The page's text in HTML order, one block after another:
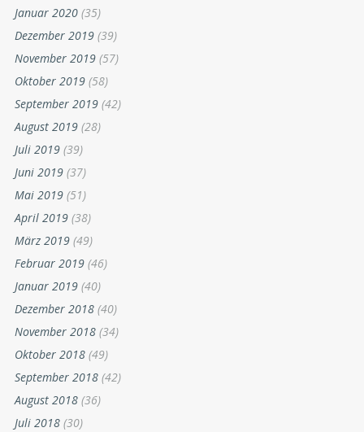
Januar 2020 (35)
Dezember 2019 (39)
November 2019 (57)
Oktober 2019 (58)
September 2019 (42)
August 2019 (28)
Juli 2019 (39)
Juni 2019 (37)
Mai 2019 (51)
April 2019 (38)
März 2019 (49)
Februar 2019 (46)
Januar 2019 (40)
Dezember 2018 (40)
November 2018 (34)
Oktober 2018 (49)
September 2018 (42)
August 2018 (36)
Juli 2018 (30)